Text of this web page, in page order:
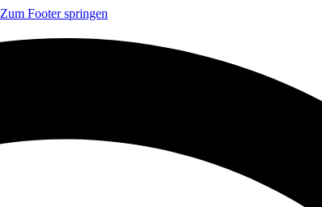
Zum Footer springen